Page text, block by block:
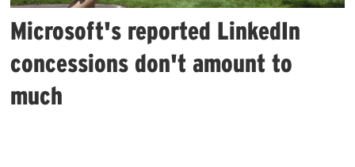
Microsoft's reported LinkedIn
concessions don't amount to
much